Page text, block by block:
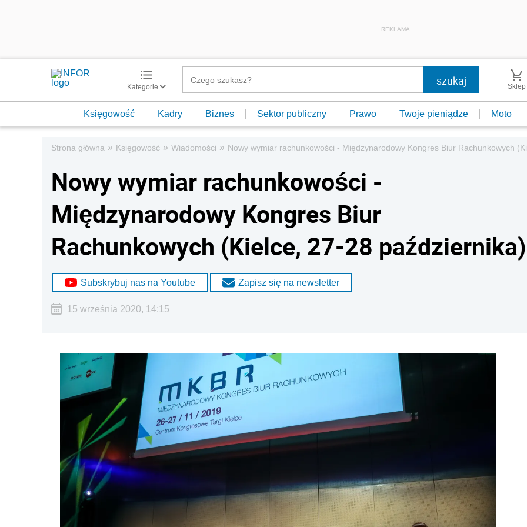
REKLAMA
Kategorie Sklep
Księgowość Kadry Biznes Sektor publiczny Prawo Twoje pieniądze Moto
Strona główna » Księgowość » Wiadomości » Nowy wymiar rachunkowości - Międzynarodowy Kongres Biur Rachunkowych
Nowy wymiar rachunkowości -
Międzynarodowy Kongres Biur
Rachunkowych (Kielce, 27-28 października)
Subskrybuj nas na Youtube Zapisz się na newsletter
15 września 2020, 14:15